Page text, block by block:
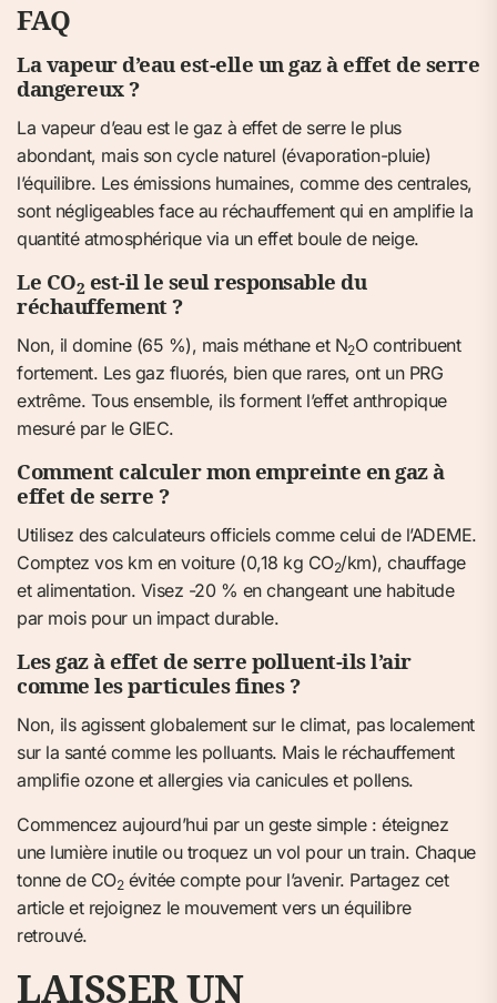
FAQ
La vapeur d’eau est-elle un gaz à effet de serre
dangereux ?
La vapeur d’eau est le gaz à effet de serre le plus
abondant, mais son cycle naturel (évaporation-pluie)
l’équilibre. Les émissions humaines, comme des centrales,
sont négligeables face au réchauffement qui en amplifie la
quantité atmosphérique via un effet boule de neige.
Le CO2 est-il le seul responsable du
réchauffement ?
Non, il domine (65 %), mais méthane et N2O contribuent
fortement. Les gaz fluorés, bien que rares, ont un PRG
extrême. Tous ensemble, ils forment l’effet anthropique
mesuré par le GIEC.
Comment calculer mon empreinte en gaz à
effet de serre ?
Utilisez des calculateurs officiels comme celui de l’ADEME.
Comptez vos km en voiture (0,18 kg CO2/km), chauffage
et alimentation. Visez -20 % en changeant une habitude
par mois pour un impact durable.
Les gaz à effet de serre polluent-ils l’air
comme les particules fines ?
Non, ils agissent globalement sur le climat, pas localement
sur la santé comme les polluants. Mais le réchauffement
amplifie ozone et allergies via canicules et pollens.
Commencez aujourd’hui par un geste simple : éteignez
une lumière inutile ou troquez un vol pour un train. Chaque
tonne de CO2évitée compte pour l’avenir. Partagez cet
article et rejoignez le mouvement vers un équilibre
retrouvé.
LAISSER UN